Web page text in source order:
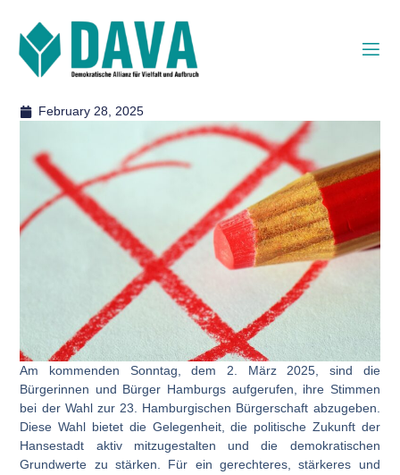
February 28, 2025
Am kommenden Sonntag, dem 2. März 2025, sind die
Bürgerinnen und Bürger Hamburgs aufgerufen, ihre Stimmen
bei der Wahl zur 23. Hamburgischen Bürgerschaft abzugeben.
Diese Wahl bietet die Gelegenheit, die politische Zukunft der
Hansestadt aktiv mitzugestalten und die demokratischen
Grundwerte zu stärken. Für ein gerechteres, stärkeres und